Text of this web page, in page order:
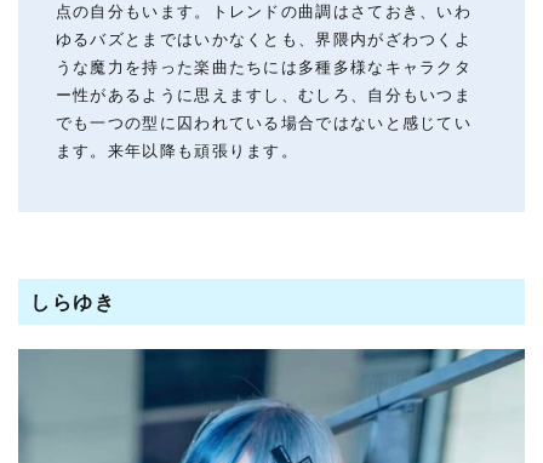
点の自分もいます。トレンドの曲調はさておき、いわ
ゆるバズとまではいかなくとも、界隈内がざわつくよ
うな魔力を持った楽曲たちには多種多様なキャラクタ
ー性があるように思えますし、むしろ、自分もいつま
でも一つの型に囚われている場合ではないと感じてい
ます。来年以降も頑張ります。
しらゆき